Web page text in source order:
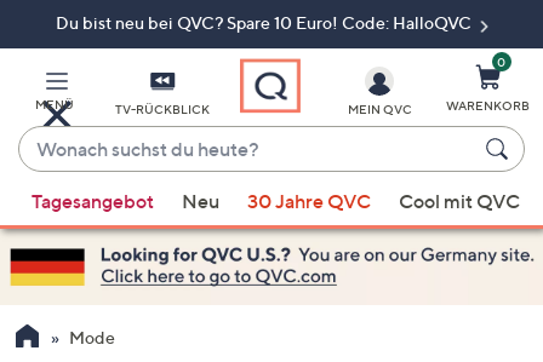
Du bist neu bei QVC? Spare 10 Euro! Code: HalloQVC
MENÜ TV-RÜCKBLICK
Wonach
suchst
du
heute?
Vorschläge
verfügbar
sind,
verwenden
Sie
MEIN QVC
0
WARENKORB
Tagesangebot Neu 30 Jahre QVC Cool mit QVC
Mode